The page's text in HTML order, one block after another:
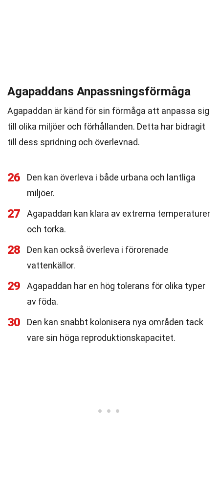
Agapaddans Anpassningsförmåga
Agapaddan är känd för sin förmåga att anpassa sig
till olika miljöer och förhållanden. Detta har bidragit
till dess spridning och överlevnad.
26
Den kan överleva i både urbana och lantliga
miljöer.
27
Agapaddan kan klara av extrema temperaturer
och torka.
28
Den kan också överleva i förorenade
vattenkällor.
29
Agapaddan har en hög tolerans för olika typer
av föda.
30
Den kan snabbt kolonisera nya områden tack
vare sin höga reproduktionskapacitet.